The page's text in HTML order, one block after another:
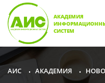
АКАДЕМИЯ
СИСТЕМ
АИС • АКАДЕМИЯ •